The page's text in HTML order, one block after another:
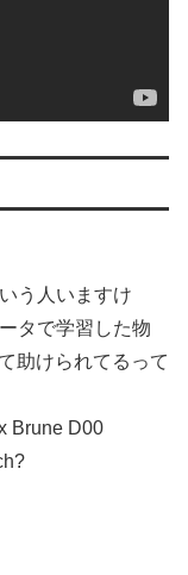
う人いますけ
タで学習した物
助けられてるって
Brune D00